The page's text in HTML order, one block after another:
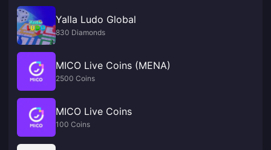
Yalla Ludo Global
830 Diamonds
MICO Live Coins (MENA)
2500 Coins
MICO Live Coins
100 Coins